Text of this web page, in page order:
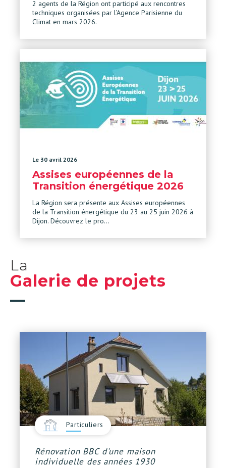
2 agents de la Région ont participé aux rencontres
techniques organisées par l’Agence Parisienne du
Climat en mars 2026.
Le 30 avril 2026
Assises européennes de la
Transition énergétique 2026
La Région sera présente aux Assises européennes
de la Transition énergétique du 23 au 25 juin 2026 à
Dijon. Découvrez le pro…
La
Galerie de projets
Particuliers
Rénovation BBC d'une maison
individuelle des années 1930